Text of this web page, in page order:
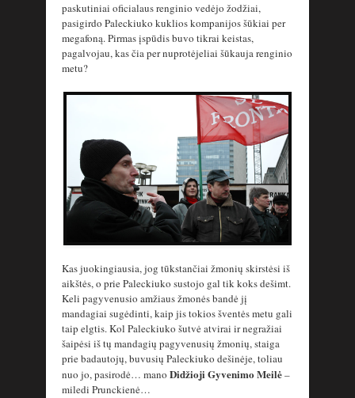
paskutiniai oficialaus renginio vedėjo žodžiai,
pasigirdo Paleckiuko kuklios kompanijos šūkiai per
megafoną. Pirmas įspūdis buvo tikrai keistas,
pagalvojau, kas čia per nuprotėjeliai šūkauja renginio
metu?
Kas juokingiausia, jog tūkstančiai žmonių skirstėsi iš
aikštės, o prie Paleckiuko sustojo gal tik koks dešimt.
Keli pagyvenusio amžiaus žmonės bandė jį
mandagiai sugėdinti, kaip jis tokios šventės metu gali
taip elgtis. Kol Paleckiuko šutvė atvirai ir negražiai
šaipėsi iš tų mandagių pagyvenusių žmonių, staiga
prie badautojų, buvusių Paleckiuko dešinėje, toliau
nuo jo, pasirodė… mano Didžioji Gyvenimo Meilė–
miledi Prunckienė…